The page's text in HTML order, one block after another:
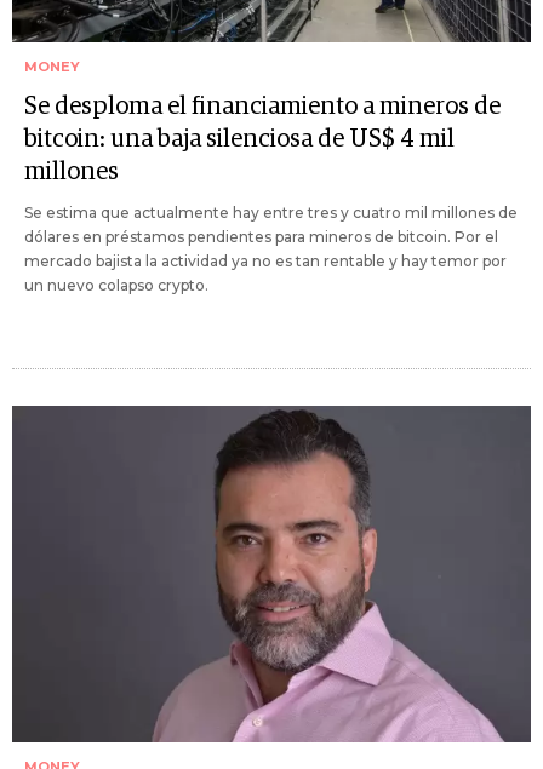
MONEY
Se desploma el financiamiento a mineros de
bitcoin: una baja silenciosa de US$ 4 mil
millones
Se estima que actualmente hay entre tres y cuatro mil millones de
dólares en préstamos pendientes para mineros de bitcoin. Por el
mercado bajista la actividad ya no es tan rentable y hay temor por
un nuevo colapso crypto.